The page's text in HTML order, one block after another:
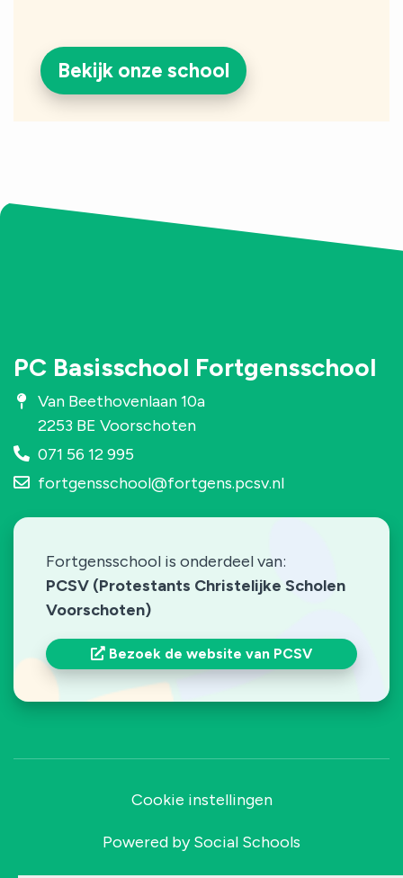
Bekijk onze school
PC Basisschool Fortgensschool
Van Beethovenlaan 10a
2253 BE Voorschoten
071 56 12 995
fortgensschool@fortgens.pcsv.nl
Fortgensschool is onderdeel van:
PCSV (Protestants Christelijke Scholen
Voorschoten)
Bezoek de website van PCSV
Cookie instellingen
Powered bySocial Schools